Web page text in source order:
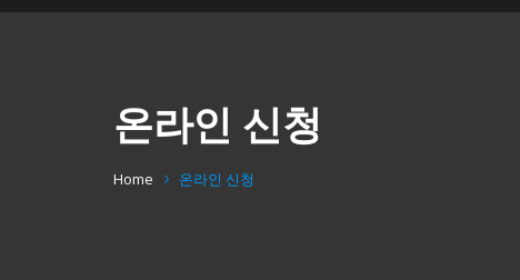
온라인 신청
Home 온라인 신청